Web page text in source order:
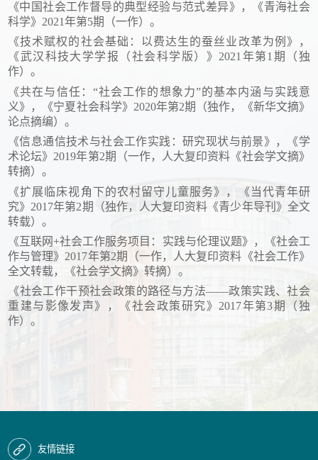
《中国社会工作督导的典型经验与范式差异》，《青海社会
科学》2021年第5期（一作）。
《技术赋权的社会基础：以费达生的蚕丝业改革为例》，
《武汉科技大学学报（社会科学版）》2021年第1期（独
作）。
《共在与信任：“社会工作的想象力”的基本内涵与实践意
义》，《宁夏社会科学》2020年第2期（独作，《新华文摘》
论点摘编）。
《信息通信技术与社会工作实践：研究现状与前景》，《学
术论坛》2019年第2期（一作，人大复印资料《社会学文摘》
转摘）。
《扩展临床视角下的农村留守儿童服务》，《当代青年研
究》2017年第2期（独作，人大复印资料《青少年导刊》全文
转载）。
《互联网+社会工作服务项目：实践与伦理议题》，《社会工
作与管理》2017年第2期（一作，人大复印资料《社会工作》
全文转载，《社会学文摘》转摘）。
《社会工作干预社会政策的路径与方法——政策实践、社会
重建与影像发声》，《社会政策研究》2017年第3期（独
作）。
友情链接